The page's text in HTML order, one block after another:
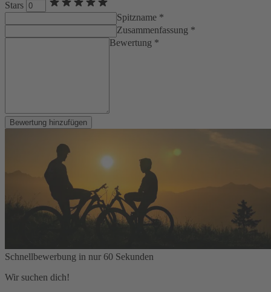
Stars
Spitzname *
Zusammenfassung *
Bewertung *
Bewertung hinzufügen
Schnellbewerbung in nur 60 Sekunden
Wir suchen dich!